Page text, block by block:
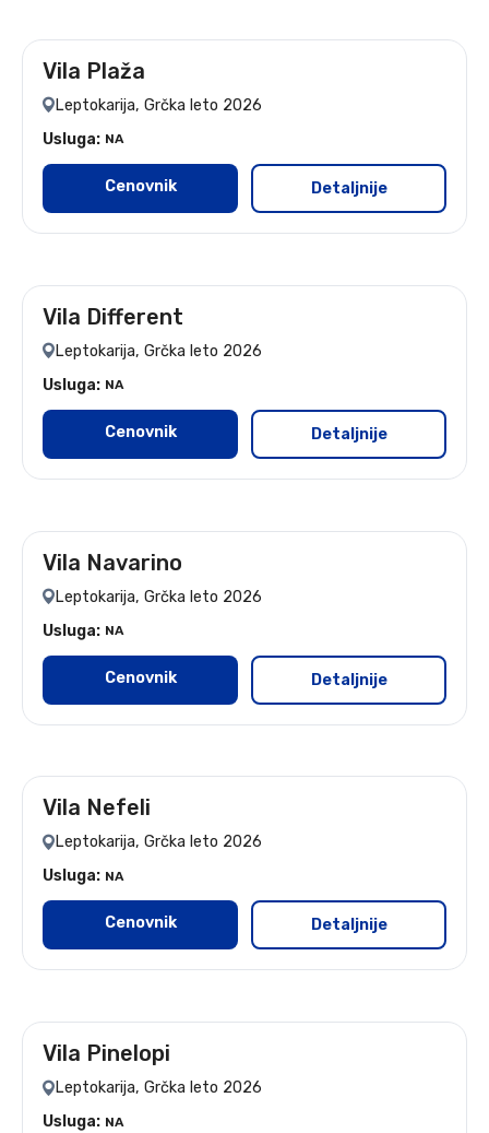
Vila Plaža
Leptokarija, Grčka leto 2026
Usluga: NA
Cenovnik Detaljnije
Vila Different
Leptokarija, Grčka leto 2026
Usluga: NA
Cenovnik Detaljnije
Vila Navarino
Leptokarija, Grčka leto 2026
Usluga: NA
Cenovnik Detaljnije
Vila Nefeli
Leptokarija, Grčka leto 2026
Usluga: NA
Cenovnik Detaljnije
Vila Pinelopi
Leptokarija, Grčka leto 2026
Usluga: NA